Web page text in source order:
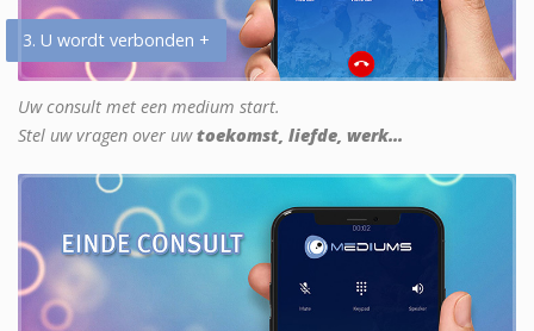
3. U wordt verbonden +
Uw consult met een medium start.
Stel uw vragen over uwtoekomst, liefde, werk...